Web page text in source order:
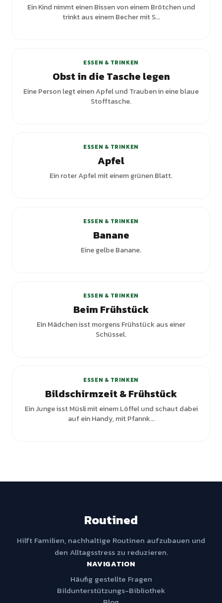
Ein Kind nimmt einen Bissen von einem Brötchen und
trinkt aus einem Becher mit S...
ESSEN & TRINKEN
Obst in die Tasche legen
Eine Person legt einen Apfel und Trauben in eine blaue
Stofftasche.
ESSEN & TRINKEN
Apfel
Ein roter Apfel mit einem grünen Blatt.
ESSEN & TRINKEN
Banane
Eine gelbe Banane.
ESSEN & TRINKEN
Beim Frühstück
Ein Mädchen isst morgens Frühstück aus einer
Schüssel.
ESSEN & TRINKEN
Bildschirmzeit & Frühstück
Ein Junge isst Müsli mit einem Löffel und schaut dabei
auf ein Handy, mit Pfannk...
Routined
Hilft Familien, nachhaltige Routinen aufzubauen und
den Alltagsstress zu reduzieren.
NAVIGATION
Häufig gestellte Fragen
Bildunterstützungs-Bibliothek